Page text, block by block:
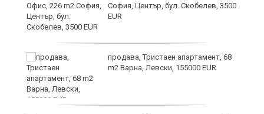
София, Център, бул. Скобелев, 3500
EUR
продава, Тристаен апартамент, 68
m2 Варна, Левски, 155000 EUR